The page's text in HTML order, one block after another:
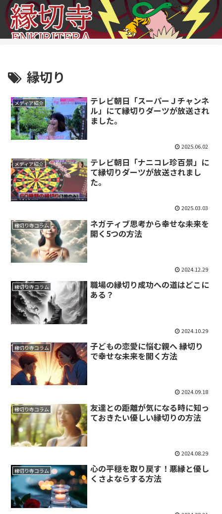
縁切り
メディア紹介
テレビ朝日「スーパーＪチャンネ
ル」にて縁切りダーツが放送され
ました。
2025.06.02
メディア紹介
テレビ朝日「ナニコレ珍百景」に
て縁切りダーツが放送されまし
た。
2025.03.03
縁切り寺コラム
ネガティブ思考から幸せな未来を
開く5つの方法
2024.12.29
縁切り寺コラム
職場の縁切り成功への道はどこに
ある？
2024.10.29
縁切り寺コラム
子どもの恋愛に悩む親へ 縁切り
で幸せな未来を開く方法
2024.09.18
縁切り寺コラム
友達との距離が気になる時に知っ
ておきたい優しい縁切りの方法
2024.08.29
縁切り寺コラム
心の平穏を取り戻す！悪縁と優し
くさよならする方法